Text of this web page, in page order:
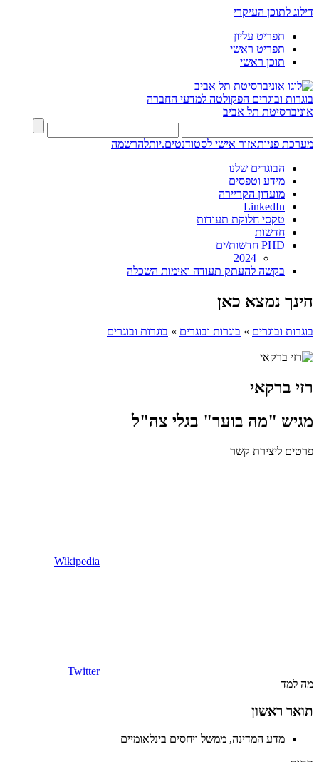
דילוג לתוכן העיקרי
תפריט עליון
תפריט ראשי
תוכן ראשי
בוגרות ובוגרים הפקולטה למדעי החברה
אוניברסיטת תל אביב
מערכת פניותאזור אישי לסטודנטים.יותלהרשמה
הבוגרים שלנו
מידע וטפסים
מועדון הקריירה
LinkedIn
טקסי חלוקת תעודות
חדשות
PHD חדשות/ים
2024
בקשה להעתק תעודה ואימות השכלה
הינך נמצא כאן
בוגרות ובוגרים » בוגרות ובוגרים » בוגרות ובוגרים
רזי ברקאי
מגיש "מה בוער" בגלי צה"ל
פרטים ליצירת קשר
Wikipedia
Twitter
מה למד
תואר ראשון
מדע המדינה, ממשל ויחסים בינלאומיים